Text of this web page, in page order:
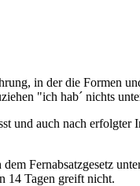
in der die Formen
"ich hab´ nichts
und auch nach
Fernabsatzgesetz
14 Tagen greift nicht.